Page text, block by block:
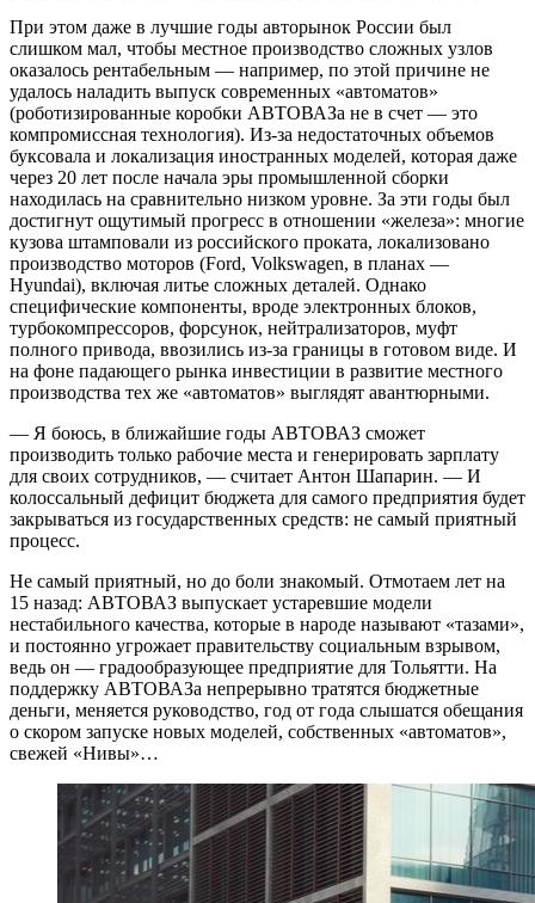
При этом даже в лучшие годы авторынок России был
слишком мал, чтобы местное производство сложных узлов
оказалось рентабельным — например, по этой причине не
удалось наладить выпуск современных «автоматов»
(роботизированные коробки АВТОВАЗа не в счет — это
компромиссная технология). Из-за недостаточных объемов
буксовала и локализация иностранных моделей, которая даже
через 20 лет после начала эры промышленной сборки
находилась на сравнительно низком уровне. За эти годы был
достигнут ощутимый прогресс в отношении «железа»: многие
кузова штамповали из российского проката, локализовано
производство моторов (Ford, Volkswagen, в планах —
Hyundai), включая литье сложных деталей. Однако
специфические компоненты, вроде электронных блоков,
турбокомпрессоров, форсунок, нейтрализаторов, муфт
полного привода, ввозились из-за границы в готовом виде. И
на фоне падающего рынка инвестиции в развитие местного
производства тех же «автоматов» выглядят авантюрными.
— Я боюсь, в ближайшие годы АВТОВАЗ сможет
производить только рабочие места и генерировать зарплату
для своих сотрудников, — считает Антон Шапарин. — И
колоссальный дефицит бюджета для самого предприятия будет
закрываться из государственных средств: не самый приятный
процесс.
Не самый приятный, но до боли знакомый. Отмотаем лет на
15 назад: АВТОВАЗ выпускает устаревшие модели
нестабильного качества, которые в народе называют «тазами»,
и постоянно угрожает правительству социальным взрывом,
ведь он — градообразующее предприятие для Тольятти. На
поддержку АВТОВАЗа непрерывно тратятся бюджетные
деньги, меняется руководство, год от года слышатся обещания
о скором запуске новых моделей, собственных «автоматов»,
свежей «Нивы»…